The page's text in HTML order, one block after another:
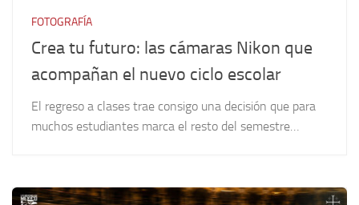
FOTOGRAFÍA
Crea tu futuro: las cámaras Nikon que
acompañan el nuevo ciclo escolar
El regreso a clases trae consigo una decisión que para
muchos estudiantes marca el resto del semestre…